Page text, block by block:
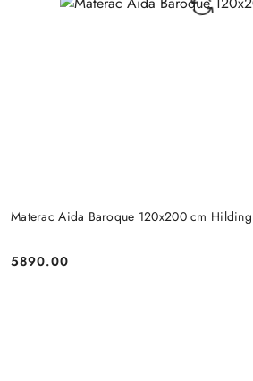
Materac Aida Baroque 120x200 cm Hilding
Cena:
5890.00